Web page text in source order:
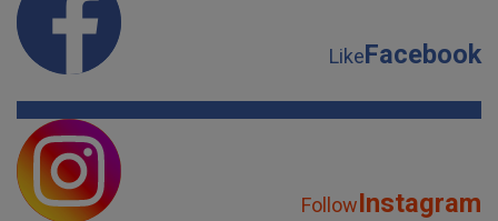
LikeFacebook
FollowInstagram